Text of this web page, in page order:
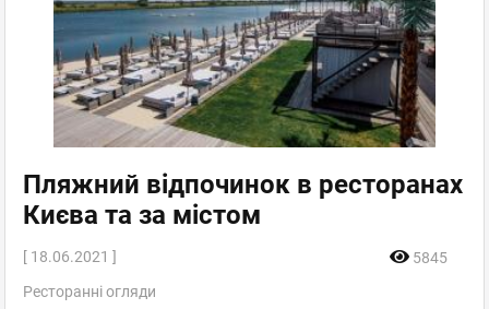
Пляжний відпочинок в ресторанах
Києва та за містом
[ 18.06.2021 ]
5845
Ресторанні огляди